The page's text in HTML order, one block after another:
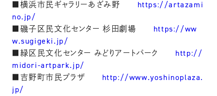
■横浜市民ギャラリーあざみ野 https://artazami
no.jp/
■磯子区民文化センター 杉田劇場 https://ww
w.sugigeki.jp/
■緑区民文化センター みどりアートパーク http://
midori-artpark.jp/
■吉野町市民プラザ http://www.yoshinoplaza.
jp/